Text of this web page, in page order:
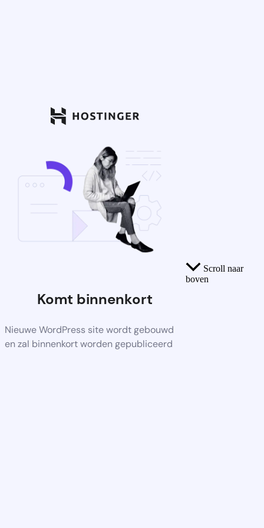
Komt binnenkort
Nieuwe WordPress site wordt gebouwd
en zal binnenkort worden gepubliceerd
Scroll naar
boven